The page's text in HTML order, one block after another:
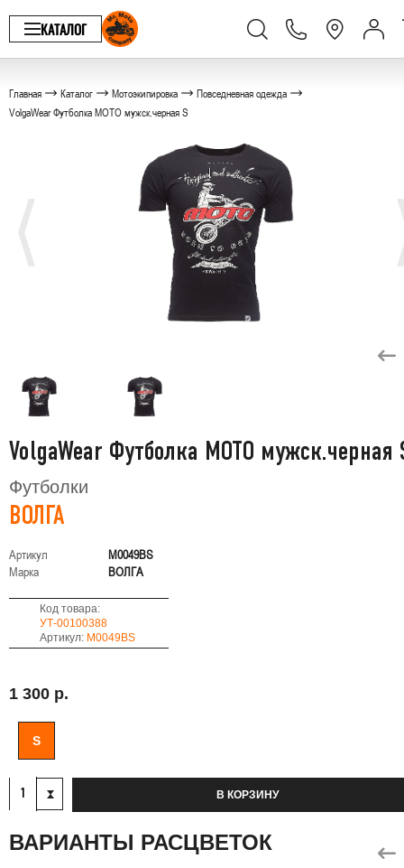
КАТАЛОГ
Главная Каталог Мотоэкипировка
Повседневная одежда
VolgaWear Футболка МОТО мужск.черная S
VolgaWear Футболка МОТО мужск.черная
Футболки
ВОЛГА
Артикул
M0049BS
Марка
ВОЛГА
Код товара:
УТ-00100388
Артикул: M0049BS
1 300 р.
S
В КОРЗИНУ
ВАРИАНТЫ РАСЦВЕТОК